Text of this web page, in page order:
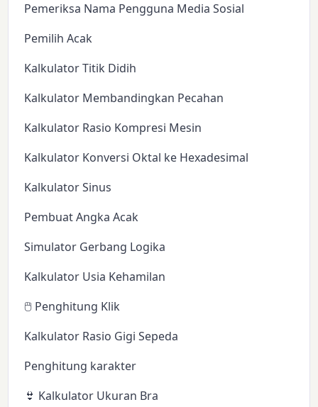
Pemeriksa Nama Pengguna Media Sosial
Pemilih Acak
Kalkulator Titik Didih
Kalkulator Membandingkan Pecahan
Kalkulator Rasio Kompresi Mesin
Kalkulator Konversi Oktal ke Hexadesimal
Kalkulator Sinus
Pembuat Angka Acak
Simulator Gerbang Logika
Kalkulator Usia Kehamilan
🖱️ Penghitung Klik
Kalkulator Rasio Gigi Sepeda
Penghitung karakter
👙 Kalkulator Ukuran Bra